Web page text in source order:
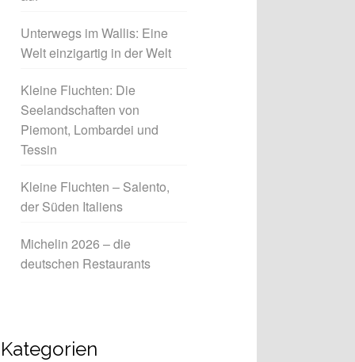
Unterwegs im Wallis: Eine
Welt einzigartig in der Welt
Kleine Fluchten: Die
Seelandschaften von
Piemont, Lombardei und
Tessin
Kleine Fluchten – Salento,
der Süden Italiens
Michelin 2026 – die
deutschen Restaurants
Kategorien